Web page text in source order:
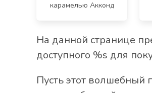
карамелью Акконд
На данной странице
доступного %s для
Пусть этот волшебный